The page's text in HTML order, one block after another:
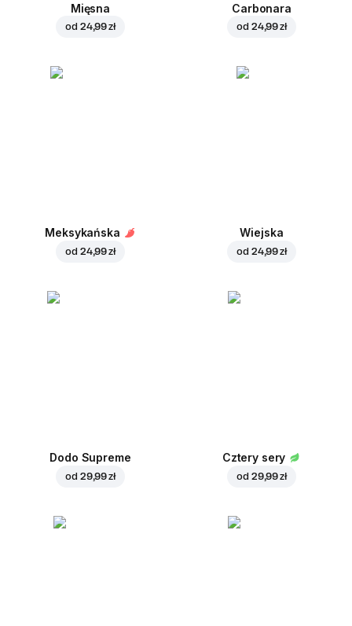
Mięsna
od 24,99 zł
Carbonara
od 24,99 zł
Meksykańska
od 24,99 zł
Wiejska
od 24,99 zł
Dodo Supreme
od 29,99 zł
Cztery sery
od 29,99 zł